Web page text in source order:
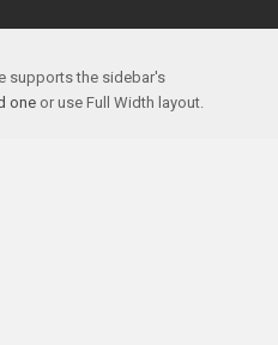
supports the sidebar's
oneor use Full Width layout.